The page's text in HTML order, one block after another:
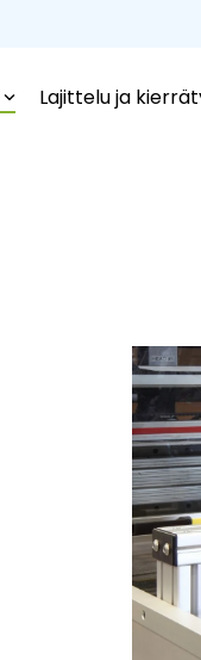
Lajittelu ja